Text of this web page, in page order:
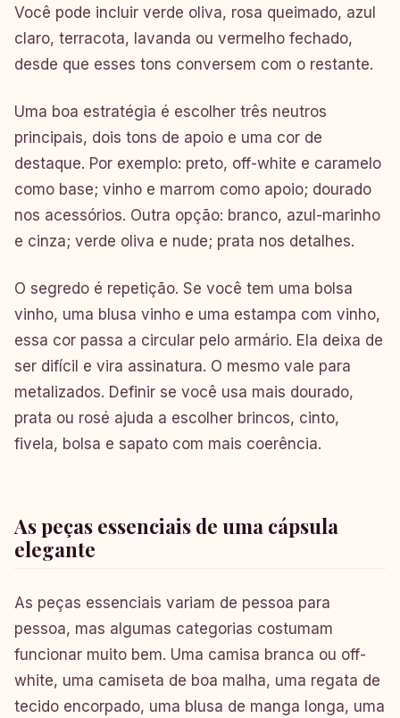
Você pode incluir verde oliva, rosa queimado, azul
claro, terracota, lavanda ou vermelho fechado,
desde que esses tons conversem com o restante.
Uma boa estratégia é escolher três neutros
principais, dois tons de apoio e uma cor de
destaque. Por exemplo: preto, off-white e caramelo
como base; vinho e marrom como apoio; dourado
nos acessórios. Outra opção: branco, azul-marinho
e cinza; verde oliva e nude; prata nos detalhes.
O segredo é repetição. Se você tem uma bolsa
vinho, uma blusa vinho e uma estampa com vinho,
essa cor passa a circular pelo armário. Ela deixa de
ser difícil e vira assinatura. O mesmo vale para
metalizados. Definir se você usa mais dourado,
prata ou rosé ajuda a escolher brincos, cinto,
fivela, bolsa e sapato com mais coerência.
As peças essenciais de uma cápsula
elegante
As peças essenciais variam de pessoa para
pessoa, mas algumas categorias costumam
funcionar muito bem. Uma camisa branca ou off-
white, uma camiseta de boa malha, uma regata de
tecido encorpado, uma blusa de manga longa, uma